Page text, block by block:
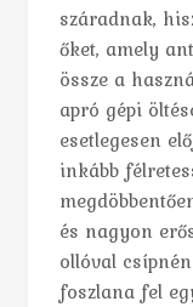
száradnak,
őket, amely
össze a
apró gépi
esetlegesen
inkább
és nagyon
ollóval
foszlana fel